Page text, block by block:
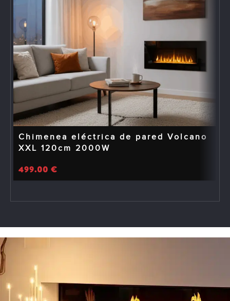
Chimenea eléctrica de pared Volcano
XXL 120cm 2000W
499.00 €